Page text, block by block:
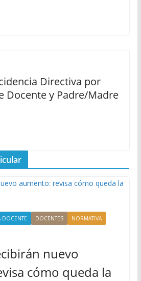
Directiva por
Docente y Padre/Madre
DOCENTE DOCENTES
NORMATIVA
nuevo
cómo queda la